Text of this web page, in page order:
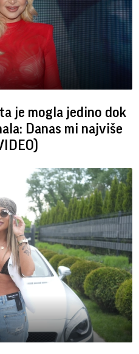
je mogla jedino dok
Danas mi najviše